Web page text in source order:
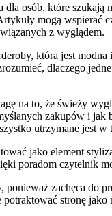
dla osób, które
mogą wspierać
z wyglądem.
która jest
dlaczego
na to, że świeży
zakupów i jak
utrzymane jest w
jako element
poradom czytelnik
ponieważ zachęca do
stronę jako